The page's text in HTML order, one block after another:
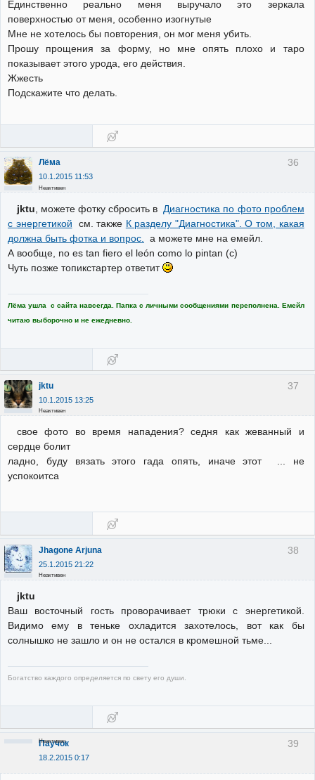
Единственно реально меня выручало это зеркала
поверхностью от меня, особенно изогнутые
Мне не хотелось бы повторения, он мог меня убить.
Прошу прощения за форму, но мне опять плохо и таро
показывает этого урода, его действия.
Жжесть
Подскажите что делать.
36
Лёма
10.1.2015 11:53
Неактивен
jktu , можете фотку сбросить в Диагностика по фото проблем
с энергетикой см. также К разделу "Диагностика". О том, какая
должна быть фотка и вопрос.
а можете мне на емейл.
А вообще, no es tan fiero el león como lo pintan (c)
Чуть позже топикстартер ответит
Лёма ушла с сайта навсегда. Папка с личными сообщениями переполнена. Емейл
читаю выборочно и не ежедневно.
37
jktu
10.1.2015 13:25
Неактивен
свое фото во время нападения? седня как жеванный и
сердце болит
ладно, буду вязать этого гада опять, иначе этот ... не
успокоитсa
38
Jhagone Arjuna
25.1.2015 21:22
Неактивен
jktu
Ваш восточный гость проворачивает трюки с энергетикой.
Видимо ему в теньке охладится захотелось, вот как бы
солнышко не зашло и он не остался в кромешной тьме...
Богатство каждого определяется по свету его души.
39
Паучок
18.2.2015 0:17
Неактивен